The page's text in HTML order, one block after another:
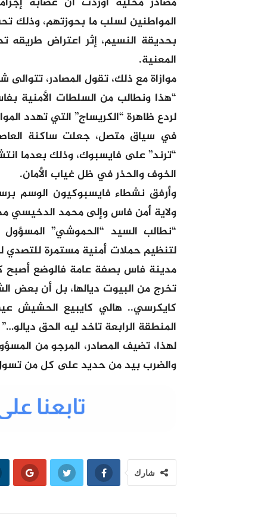
المواطنين لسلب ما بحوزتهم، وذلك
بحديقة النسيم، إثر اعتراض طريقه
المعنية.
موازاة مع ذلك، تقول المصادر،
“هذا ونطالب من السلطات الأمنية
لردع ظاهرة “الكريساج” التي تهدد
في سياق متصل، جعلت ساكنة
“ترند” على فايسبوك، وذلك بعدما
الخوف والحذر في ظل غياب الأمان.
وأرفق نشطاء فايسبوكيون الوسم
ولاية أمن فاس وإلى محمد الدخيسي
“نطالب السيد “الحموشي”
لتنظيم حملات أمنية مستمرة للتصدي
مدينة فاس بصفة عامة فالوضع أصبح
تخرج من البيوت ديالها، بل أن بعض
كايكرسي.. هالي كايبيع الحشيش عين
المنطقة الرابعة تاخد ليه الحق ديالو…”
لهذا، تضيف المصادر، المرجو من
والضرب بيد من حديد على كل من
شارك